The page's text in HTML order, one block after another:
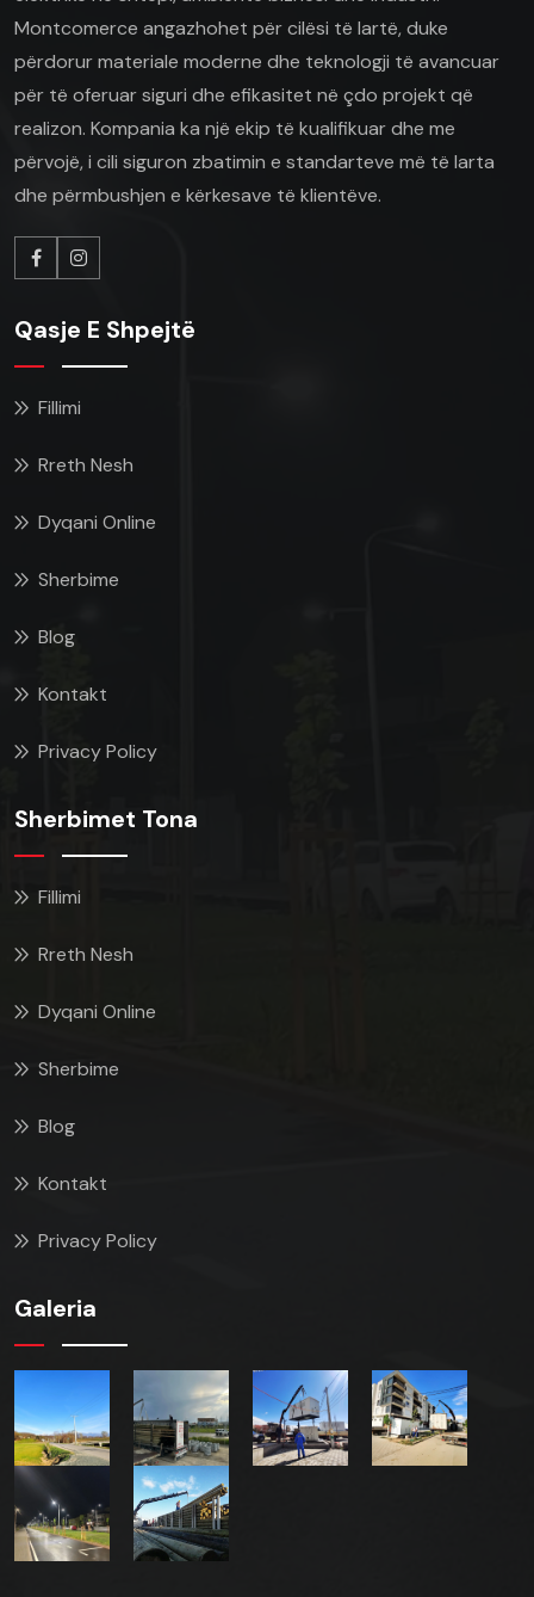
Montcomerce angazhohet për cilësi të lartë, duke
përdorur materiale moderne dhe teknologji të avancuar
për të oferuar siguri dhe efikasitet në çdo projekt që
realizon. Kompania ka një ekip të kualifikuar dhe me
përvojë, i cili siguron zbatimin e standarteve më të larta
dhe përmbushjen e kërkesave të klientëve.
Qasje E Shpejtë
Fillimi
Rreth Nesh
Dyqani Online
Sherbime
Blog
Kontakt
Privacy Policy
Sherbimet Tona
Fillimi
Rreth Nesh
Dyqani Online
Sherbime
Blog
Kontakt
Privacy Policy
Galeria